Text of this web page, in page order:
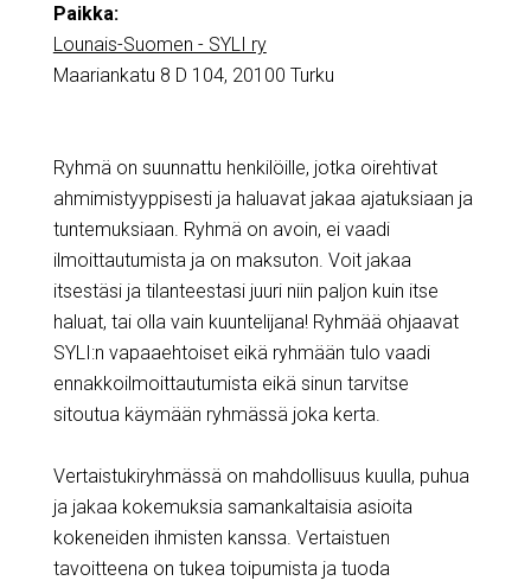
Paikka:
Lounais-Suomen - SYLI ry
Maariankatu 8 D 104, 20100 Turku
Ryhmä on suunnattu henkilöille, jotka oirehtivat
ahmimistyyppisesti ja haluavat jakaa ajatuksiaan ja
tuntemuksiaan. Ryhmä on avoin, ei vaadi
ilmoittautumista ja on maksuton. Voit jakaa
itsestäsi ja tilanteestasi juuri niin paljon kuin itse
haluat, tai olla vain kuuntelijana! Ryhmää ohjaavat
SYLI:n vapaaehtoiset eikä ryhmään tulo vaadi
ennakkoilmoittautumista eikä sinun tarvitse
sitoutua käymään ryhmässä joka kerta.
Vertaistukiryhmässä on mahdollisuus kuulla, puhua
ja jakaa kokemuksia samankaltaisia asioita
kokeneiden ihmisten kanssa. Vertaistuen
tavoitteena on tukea toipumista ja tuoda